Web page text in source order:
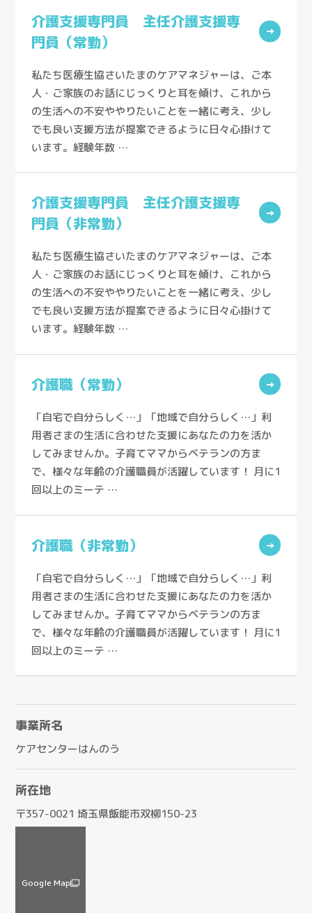
看護小規模多機能型居宅介護
小規模多機能型居宅介護
居宅介護支援
訪問看護
訪問介護
通所リハビリテーション
定期巡回随時対応型訪問介護看護
介護付有料老人ホーム
介護老人保健施設
事業所を探すトップ
ケアステーションうらしん（さいたま市）
ケアセンターきょうどう（川口市）
ケアセンターとこしん（所沢市）
ケアセンターさきたま（行田市）
熊谷生協ケアセンター（熊谷市）
生協ちちぶケアステーション（秩父市）
ケアセンターかがやき（川口市）
ケアステーションかしの木（草加市）
医療生協さいたまふじみ野ケアセンター（ふじみ野市）
ケアセンターすこやか（川口市）
ケアセンターかもがわ（上尾市）
ケアセンターひだまり（春日部市）
生協介護センターこだま（上里町）
ケアセンターはんのう（飯能市）
生協ケアセンターたかしな（川越市）
医療生協おおみやケアセンター（さいたま市）
深谷生協訪問看護ステーション（深谷市）
さんとめホーム（所沢市）
介護付有料老人ホーム 桂の樹（所沢市）
老人保健施設さんとめ（所沢市）
お知らせ
お問い合わせ
個人情報の取り扱いについて
介護支援専門員 主任介護支援専
門員（常勤）
→
私たち医療生協さいたまのケアマネジャーは、ご本
人・ご家族のお話にじっくりと耳を傾け、これから
の生活への不安ややりたいことを一緒に考え、少し
でも良い支援方法が提案できるように日々心掛けて
います。経験年数 …
介護支援専門員 主任介護支援専
門員（非常勤）
→
私たち医療生協さいたまのケアマネジャーは、ご本
人・ご家族のお話にじっくりと耳を傾け、これから
の生活への不安ややりたいことを一緒に考え、少し
でも良い支援方法が提案できるように日々心掛けて
います。経験年数 …
介護職（常勤） →
「自宅で自分らしく…」「地域で自分らしく…」利
用者さまの生活に合わせた支援にあなたの力を活か
してみませんか。子育てママからベテランの方ま
で、様々な年齢の介護職員が活躍しています！ 月に1
回以上のミーテ …
介護職（非常勤） →
「自宅で自分らしく…」「地域で自分らしく…」利
用者さまの生活に合わせた支援にあなたの力を活か
してみませんか。子育てママからベテランの方ま
で、様々な年齢の介護職員が活躍しています！ 月に1
回以上のミーテ …
事業所名
ケアセンターはんのう
所在地
〒357-0021 埼玉県飯能市双柳150-23
Google Map